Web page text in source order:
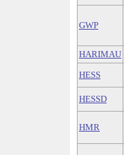
GWP
HARIMAU
HESS
HESSD
HMR